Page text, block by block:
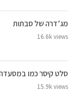
מג’דרה של סבתות
16.6k views
סלט קיסר כמו במסעדה
15.9k views